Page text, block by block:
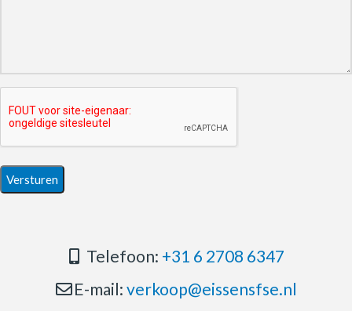
Telefoon: +31 6 2708 6347
E-mail: verkoop@eissensfse.nl